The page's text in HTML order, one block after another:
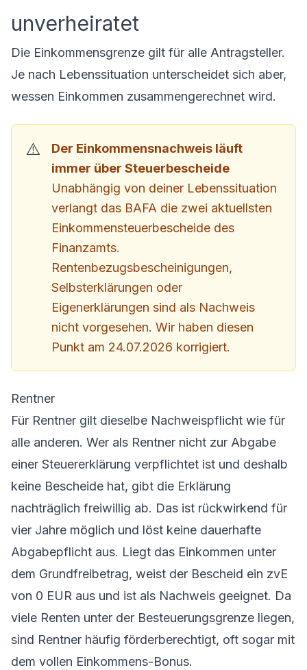
unverheiratet
Die Einkommensgrenze gilt für alle Antragsteller.
Je nach Lebenssituation unterscheidet sich aber,
wessen Einkommen zusammengerechnet wird.
Der Einkommensnachweis läuft
immer über Steuerbescheide
Unabhängig von deiner Lebenssituation
verlangt das BAFA die zwei aktuellsten
Einkommensteuerbescheide des
Finanzamts.
Rentenbezugsbescheinigungen,
Selbsterklärungen oder
Eigenerklärungen sind als Nachweis
nicht vorgesehen. Wir haben diesen
Punkt am 24.07.2026 korrigiert.
Rentner
Für Rentner gilt dieselbe Nachweispflicht wie für
alle anderen. Wer als Rentner nicht zur Abgabe
einer Steuererklärung verpflichtet ist und deshalb
keine Bescheide hat, gibt die Erklärung
nachträglich freiwillig ab. Das ist rückwirkend für
vier Jahre möglich und löst keine dauerhafte
Abgabepflicht aus. Liegt das Einkommen unter
dem Grundfreibetrag, weist der Bescheid ein zvE
von 0 EUR aus und ist als Nachweis geeignet. Da
viele Renten unter der Besteuerungsgrenze liegen,
sind Rentner häufig förderberechtigt, oft sogar mit
dem vollen Einkommens-Bonus.